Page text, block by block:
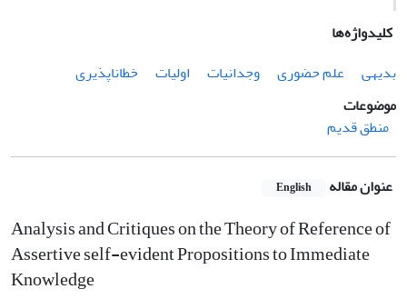
کلیدواژه‌ها
بدیهی
علم حضوری وجدانیات اولیات
خطاناپذیری
موضوعات
منطق قدیم
عنوان مقاله English
Analysis and Critiques on the Theory of Reference of
Assertive self-evident Propositions to Immediate
Knowledge